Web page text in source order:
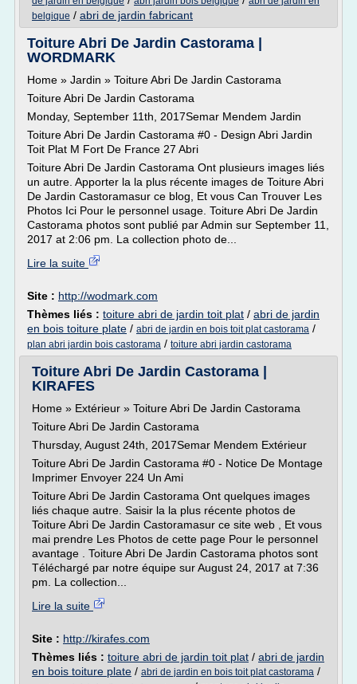
belgique / abri de jardin fabricant
Toiture Abri De Jardin Castorama |
WORDMARK
Home » Jardin » Toiture Abri De Jardin Castorama
Toiture Abri De Jardin Castorama
Monday, September 11th, 2017Semar Mendem Jardin
Toiture Abri De Jardin Castorama #0 - Design Abri Jardin
Toit Plat M Fort De France 27 Abri
Toiture Abri De Jardin Castorama Ont plusieurs images liés
un autre. Apporter la la plus récente images de Toiture Abri
De Jardin Castoramasur ce blog, Et vous Can Trouver Les
Photos Ici Pour le personnel usage. Toiture Abri De Jardin
Castorama photos sont publié par Admin sur September 11,
2017 at 2:06 pm. La collection photo de...
Lire la suite
Site : http://wodmark.com
Thèmes liés : toiture abri de jardin toit plat / abri de jardin
en bois toiture plate / abri de jardin en bois toit plat castorama /
plan abri jardin bois castorama / toiture abri jardin castorama
Toiture Abri De Jardin Castorama |
KIRAFES
Home » Extérieur » Toiture Abri De Jardin Castorama
Toiture Abri De Jardin Castorama
Thursday, August 24th, 2017Semar Mendem Extérieur
Toiture Abri De Jardin Castorama #0 - Notice De Montage
Imprimer Envoyer 224 Un Ami
Toiture Abri De Jardin Castorama Ont quelques images
liés chaque autre. Saisir la la plus récente photos de
Toiture Abri De Jardin Castoramasur ce site web , Et vous
mai prendre Les Photos de cette page Pour le personnel
avantage . Toiture Abri De Jardin Castorama photos sont
Téléchargé par notre équipe sur August 24, 2017 at 7:36
pm. La collection...
Lire la suite
Site : http://kirafes.com
Thèmes liés : toiture abri de jardin toit plat / abri de jardin
en bois toiture plate / abri de jardin en bois toit plat castorama /